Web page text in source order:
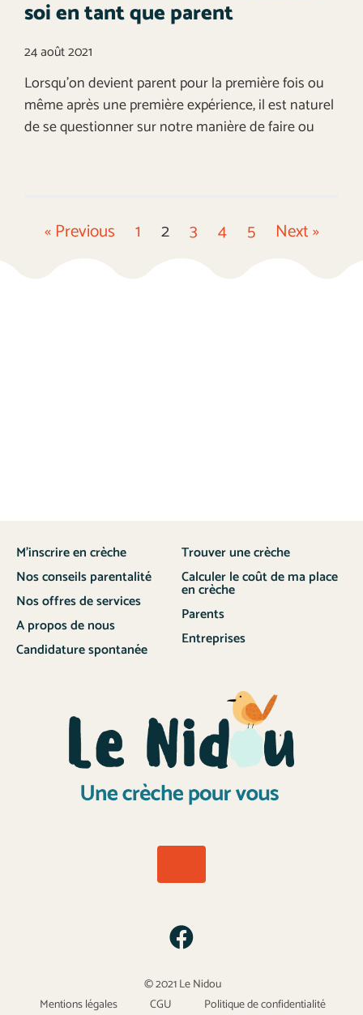
soi en tant que parent
24 août 2021
Lorsqu’on devient parent pour la première fois ou
même après une première expérience, il est naturel
de se questionner sur notre manière de faire ou
« Previous 1 2 3 4 5 Next »
M’inscrire en crèche
Nos conseils parentalité
Nos offres de services
A propos de nous
Candidature spontanée
Trouver une crèche
Calculer le coût de ma place
en crèche
Parents
Entreprises
© 2021 Le Nidou
Mentions légales
CGU Politique de confidentialité